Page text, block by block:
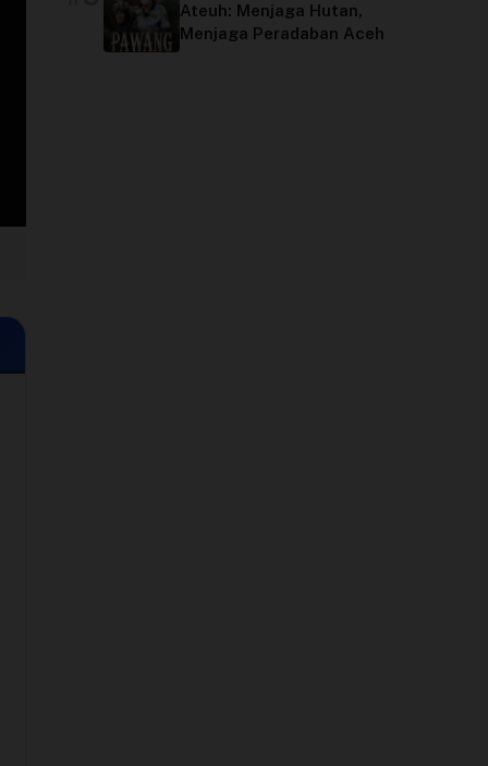
Ateuh: Menjaga Hutan,
Menjaga Peradaban Aceh